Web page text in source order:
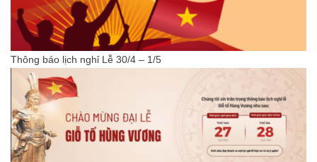
Thông báo lịch nghỉ Lễ 30/4 – 1/5